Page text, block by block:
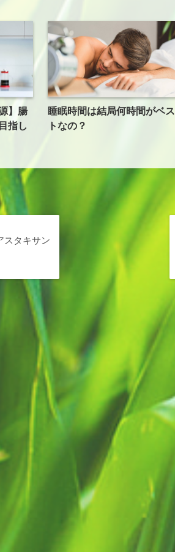
】腸
指し
睡眠時間は結局何時間がベス
トなの？
スタキサン